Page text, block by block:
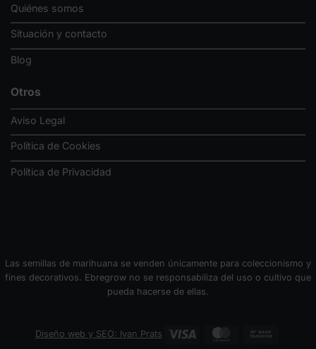
Quiénes somos
Situación y contacto
Blog
Otros
Aviso Legal
Política de Cookies
Política de Privacidad
Las semillas de marihuana se venden únicamente para coleccionismo y
fines decorativos. Ebregrow no se responsabiliza del uso o cultivo que
pueda hacerse de ellas.
Diseño web y SEO: Ivan Prats Visa MasterCard